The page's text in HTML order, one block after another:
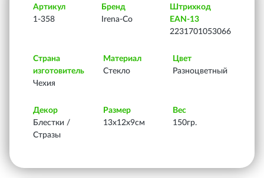
Артикул
1-358
Бренд
Irena-Co
Штрихкод
EAN-13
2231701053066
Страна
изготовитель
Чехия
Материал
Стекло
Цвет
Разноцветный
Декор
Блестки /
Стразы
Размер
13х12х9см
Вес
150гр.